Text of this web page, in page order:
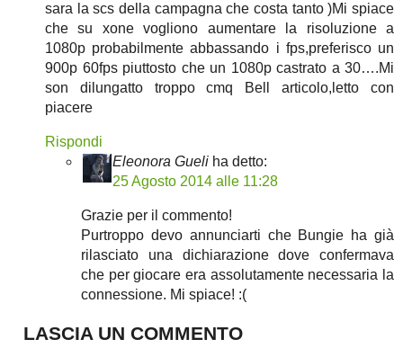
sara la scs della campagna che costa tanto )Mi spiace
che su xone vogliono aumentare la risoluzione a
1080p probabilmente abbassando i fps,preferisco un
900p 60fps piuttosto che un 1080p castrato a 30….Mi
son dilungatto troppo cmq Bell articolo,letto con
piacere
Rispondi
Eleonora Gueli ha detto:
25 Agosto 2014 alle 11:28
Grazie per il commento!
Purtroppo devo annunciarti che Bungie ha già
rilasciato una dichiarazione dove confermava
che per giocare era assolutamente necessaria la
connessione. Mi spiace! :(
LASCIA UN COMMENTO